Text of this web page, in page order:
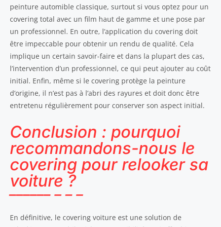
peinture automible classique, surtout si vous optez pour un
covering total avec un film haut de gamme et une pose par
un professionnel. En outre, l’application du covering doit
être impeccable pour obtenir un rendu de qualité. Cela
implique un certain savoir-faire et dans la plupart des cas,
l’intervention d’un professionnel, ce qui peut ajouter au coût
initial. Enfin, même si le covering protège la peinture
d’origine, il n’est pas à l’abri des rayures et doit donc être
entretenu régulièrement pour conserver son aspect initial.
Conclusion : pourquoi
recommandons-nous le
covering pour relooker sa
voiture ?
En définitive, le covering voiture est une solution de